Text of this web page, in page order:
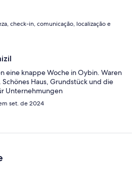
check-in, comunicação, localização e
eine knappe Woche in Oybin. Waren
Haus, Grundstück und die
Unternehmungen
set. de 2024